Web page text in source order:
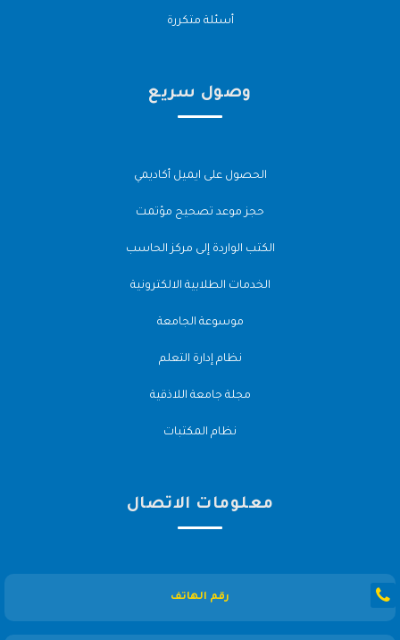
أسئلة متكررة
وصول سريع
الحصول على ايميل أكاديمي
حجز موعد تصحيح مؤتمت
الكتب الواردة إلى مركز الحاسب
الخدمات الطلابية الالكترونية
موسوعة الجامعة
نظام إدارة التعلم
مجلة جامعة اللاذقية
نظام المكتبات
معلومات الاتصال
رقم الهاتف